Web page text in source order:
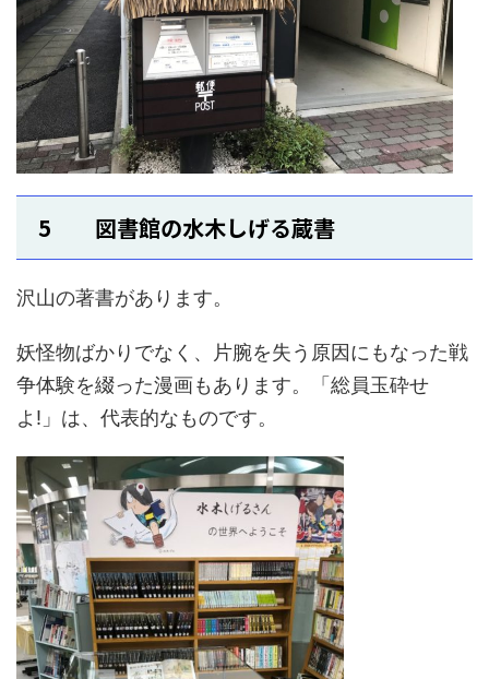
5 図書館の水木しげる蔵書
沢山の著書があります。
妖怪物ばかりでなく、片腕を失う原因にもなった戦
争体験を綴った漫画もあります。「総員玉砕せ
よ!」は、代表的なものです。